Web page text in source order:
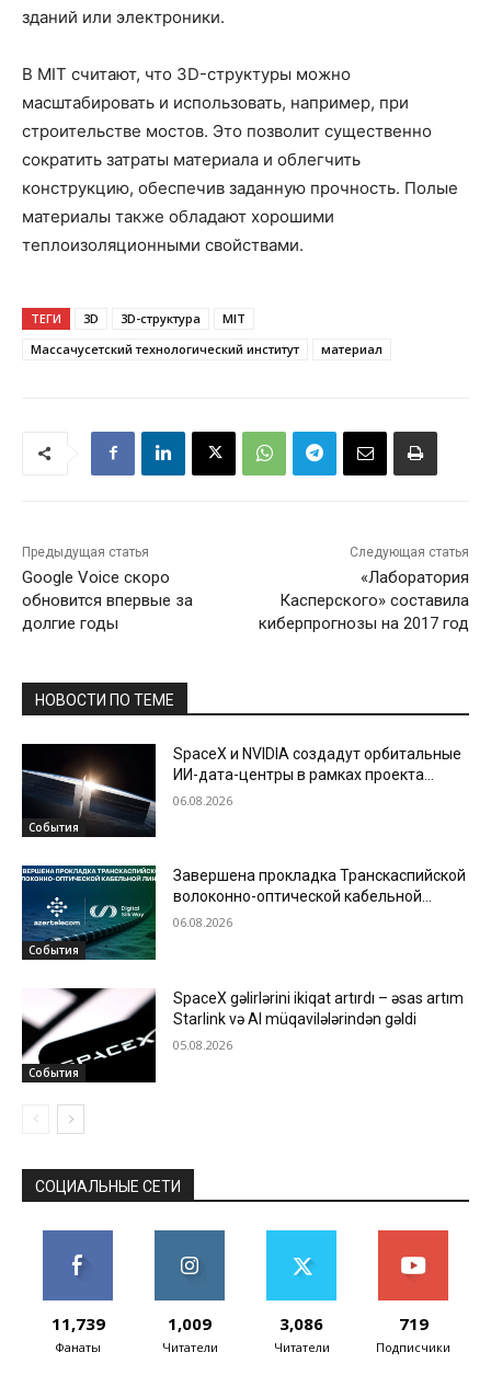
зданий или электроники.
В MIT считают, что 3D-структуры можно
масштабировать и использовать, например, при
строительстве мостов. Это позволит существенно
сократить затраты материала и облегчить
конструкцию, обеспечив заданную прочность. Полые
материалы также обладают хорошими
теплоизоляционными свойствами.
ТЕГИ 3D 3D-структура
MIT
Массачусетский технологический институт
материал
Предыдущая статья
Google Voice скоро
обновится впервые за
долгие годы
Следующая статья
«Лаборатория
Касперского» составила
киберпрогнозы на 2017 год
НОВОСТИ ПО ТЕМЕ
События
SpaceX и NVIDIA создадут орбитальные
ИИ-дата-центры в рамках проекта
Starmind
06.08.2026
События
Завершена прокладка Транскаспийской
волоконно-оптической кабельной
линии по дну Каспийского моря
06.08.2026
События
SpaceX gəlirlərini ikiqat artırdı – əsas artım
Starlink və AI müqavilələrindən gəldi
05.08.2026
СОЦИАЛЬНЫЕ СЕТИ
11,739
Фанаты
1,009
Читатели
3,086
Читатели
719
Подписчики